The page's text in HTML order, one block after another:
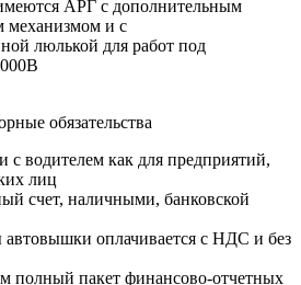
АРГ с дополнительным
механизмом и с
люлькой для работ под
обязательства
с водителем как для предприятий,
лиц
счет, наличными, банковской
автовышки оплачивается с НДС и без
полный пакет финансово-отчетных